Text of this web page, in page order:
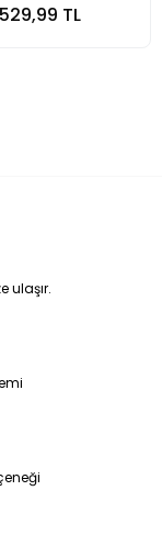
529,99 TL
ulaşır.